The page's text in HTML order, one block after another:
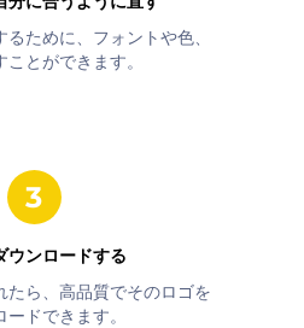
ために、フォントや色、
とができます。
ウンロードする
たら、高品質でそのロゴを
ードできます。